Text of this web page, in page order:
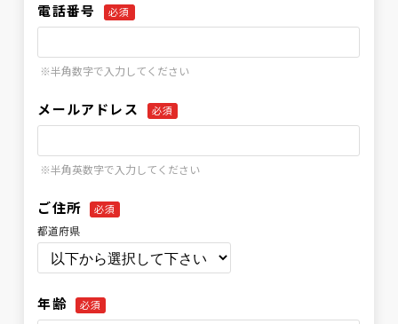
電話番号 必須
※半角数字で入力してください
メールアドレス 必須
※半角英数字で入力してください
ご住所 必須
都道府県
年齢 必須